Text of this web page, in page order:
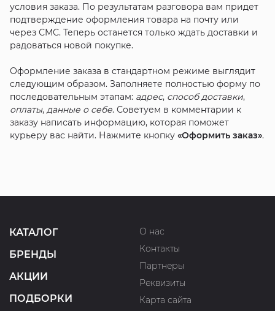
условия заказа. По результатам разговора вам придет
подтверждение оформления товара на почту или
через СМС. Теперь останется только ждать доставки и
радоваться новой покупке.
Оформление заказа в стандартном режиме выглядит
следующим образом. Заполняете полностью форму по
последовательным этапам: адрес, способ доставки,
оплаты, данные о себе. Советуем в комментарии к
заказу написать информацию, которая поможет
курьеру вас найти. Нажмите кнопку «Оформить заказ».
КАТАЛОГ
БРЕНДЫ
АКЦИИ
ПОДБОРКИ
О нас
Контакты
Партнеры
Реквизиты
Карта сайта